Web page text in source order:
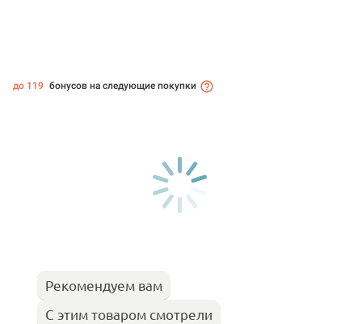
до 119 бонусов на следующие покупки
Рекомендуем вам
С этим товаром смотрели